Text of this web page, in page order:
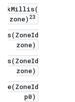
zone) 23
zone)
zone)
p0)